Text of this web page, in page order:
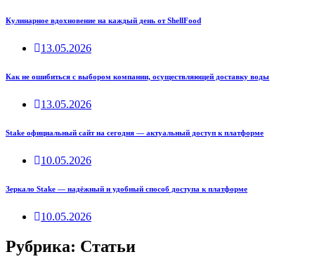
Кулинарное вдохновение на каждый день от ShellFood
13.05.2026
Как не ошибиться с выбором компании, осуществляющей доставку воды
13.05.2026
Stake официальный сайт на сегодня — актуальный доступ к платформе
10.05.2026
Зеркало Stake — надёжный и удобный способ доступа к платформе
10.05.2026
Рубрика: Статьи